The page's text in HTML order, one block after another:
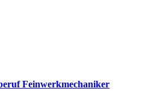
Feinwerkmechaniker